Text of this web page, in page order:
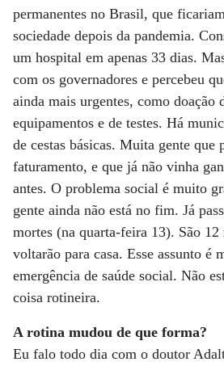
permanentes no Brasil, que
sociedade depois da pandemia.
um hospital em apenas 33 dias.
com os governadores e percebeu
ainda mais urgentes, como doação
equipamentos e de testes. Há
de cestas básicas. Muita gente que
faturamento, e que já não vinha
antes. O problema social é muito
gente ainda não está no fim. Já
mortes (na quarta-feira 13). São 12
voltarão para casa. Esse assunto é
emergência de saúde social. Não
coisa rotineira.
A rotina mudou de que forma?
Eu falo todo dia com o doutor